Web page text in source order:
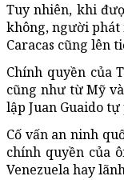
Tuy nhiên, khi
không, người
Caracas cũng lên
Chính quyền của
cũng như từ Mỹ
lập Juan Guaido
Cố vấn an ninh
chính quyền của
Venezuela hay